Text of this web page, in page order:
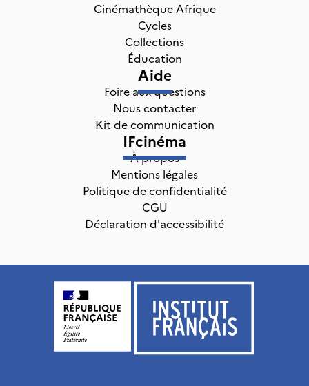
Cinémathèque Afrique
Cycles
Collections
Éducation
Aide
Foire aux questions
Nous contacter
Kit de communication
IFcinéma
À propos
Mentions légales
Politique de confidentialité
CGU
Déclaration d'accessibilité